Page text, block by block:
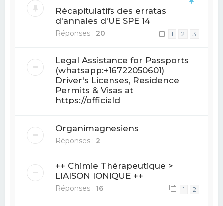
Récapitulatifs des erratas
d'annales d'UE SPE 14
Réponses : 20 1 2 3
Legal Assistance for Passports
(whatsapp:+16722050601)
Driver's Licenses, Residence
Permits & Visas at
https://officiald
Organimagnesiens
Réponses : 2
++ Chimie Thérapeutique >
LIAISON IONIQUE ++
Réponses : 16 1 2